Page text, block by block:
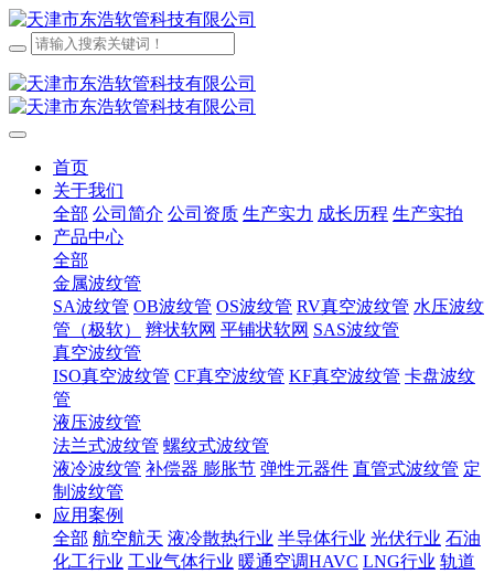
首页
关于我们
全部 公司简介 公司资质 生产实力 成长历程 生产实拍
产品中心
全部
金属波纹管
SA波纹管 OB波纹管 OS波纹管 RV真空波纹管 水压波纹
管（极软）
辫状软网 平铺状软网 SAS波纹管
真空波纹管
ISO真空波纹管 CF真空波纹管 KF真空波纹管 卡盘波纹
管
液压波纹管
法兰式波纹管 螺纹式波纹管
液冷波纹管 补偿器 膨胀节 弹性元器件 直管式波纹管 定
制波纹管
应用案例
全部 航空航天 液冷散热行业 半导体行业 光伏行业 石油
化工行业 工业气体行业 暖通空调HAVC LNG行业 轨道